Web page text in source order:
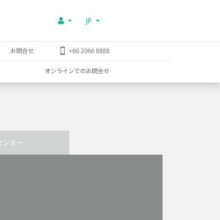
JP
お問合せ +66 2066 8888
オンラインでのお問合せ
ンター